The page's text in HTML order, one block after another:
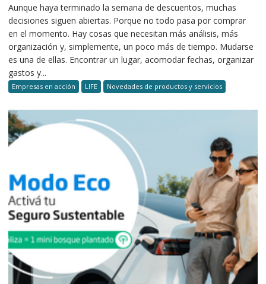
Aunque haya terminado la semana de descuentos, muchas
decisiones siguen abiertas. Porque no todo pasa por comprar
en el momento. Hay cosas que necesitan más análisis, más
organización y, simplemente, un poco más de tiempo. Mudarse
es una de ellas. Encontrar un lugar, acomodar fechas, organizar
gastos y...
Empresas en acción LIFE Novedades de productos y servicios